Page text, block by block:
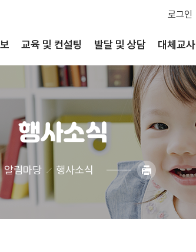
로그인
교육 및 컨설팅 발달 및 상담 대체교사
행사소식
알림마당 행사소식